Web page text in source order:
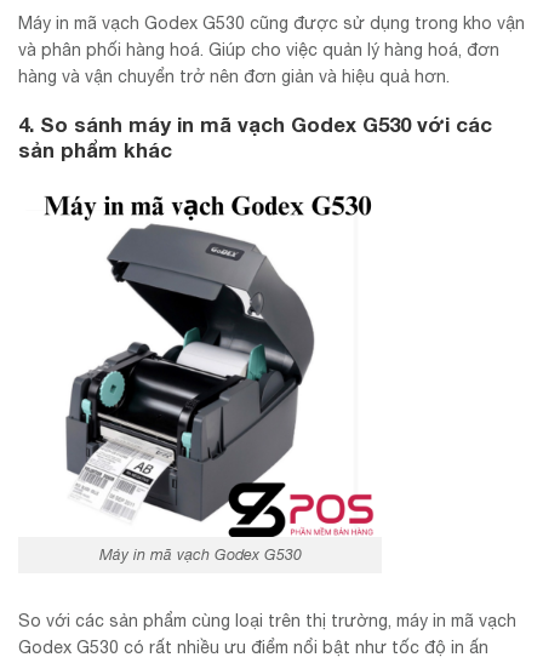
Máy in mã vạch Godex G530 cũng được sử dụng trong kho vận
và phân phối hàng hoá. Giúp cho việc quản lý hàng hoá, đơn
hàng và vận chuyển trở nên đơn giản và hiệu quả hơn.
4. So sánh máy in mã vạch Godex G530 với các
sản phẩm khác
Máy in mã vạch Godex G530
So với các sản phẩm cùng loại trên thị trường, máy in mã vạch
Godex G530 có rất nhiều ưu điểm nổi bật như tốc độ in ấn